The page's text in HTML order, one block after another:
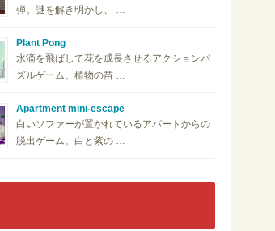
弾。謎を解き明かし、 …
Plant Pong
水滴を飛ばして花を成長させるアクションパ
ズルゲーム。植物の苗 …
Apartment mini-escape
白いソファーが置かれているアパートからの
脱出ゲーム。白と紫の …